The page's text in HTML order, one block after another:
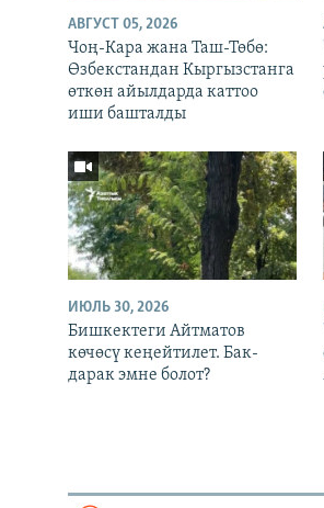
АВГУСТ 05, 2026
Чоң-Кара жана Таш-Төбө:
Өзбекстандан Кыргызстанга
өткөн айылдарда каттоо
иши башталды
ИЮЛЬ 30, 2026
Бишкектеги Айтматов
көчөсү кеңейтилет. Бак-
дарак эмне болот?